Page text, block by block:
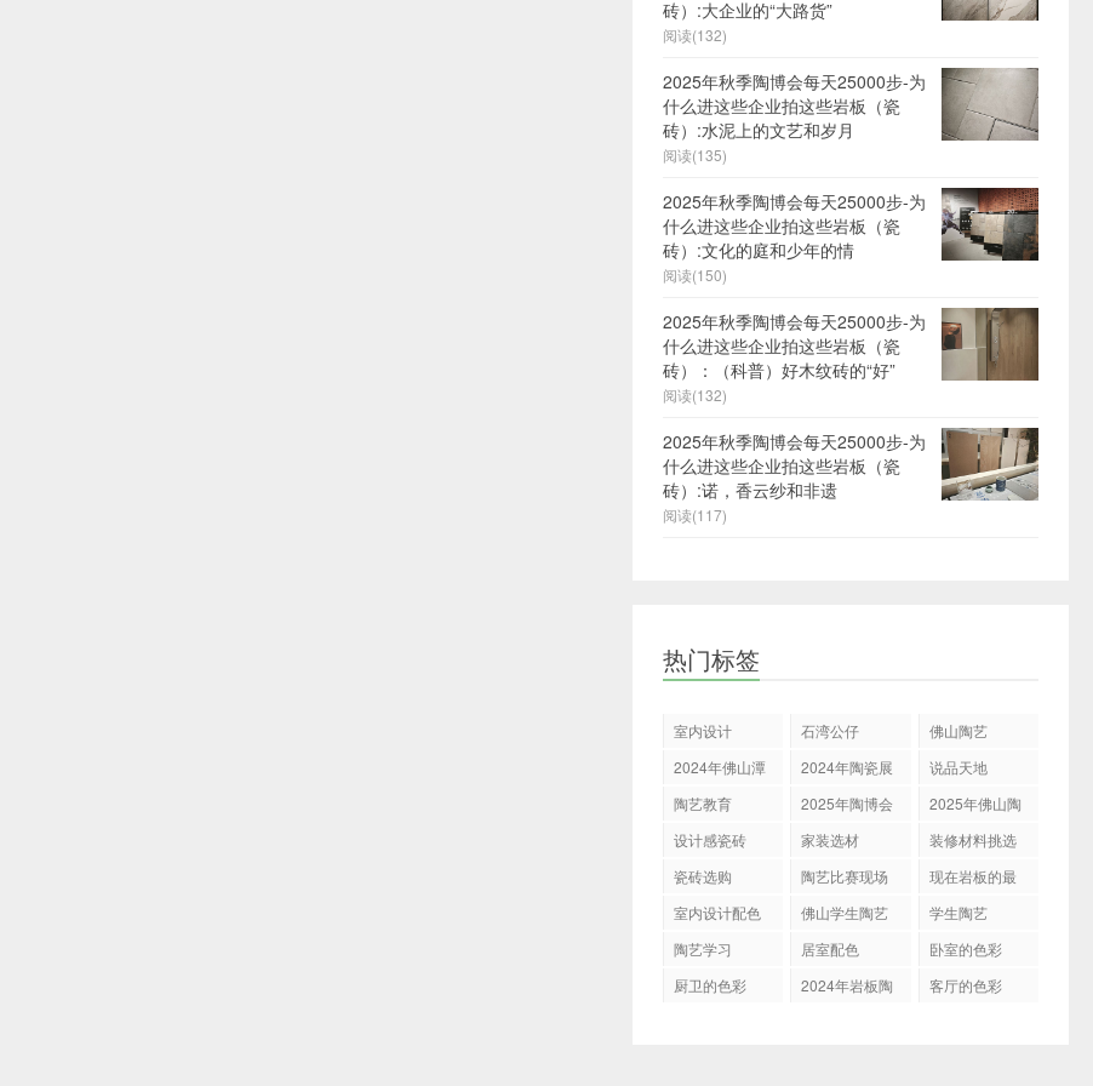
砖）:大企业的“大路货”
阅读(132)
2025年秋季陶博会每天25000步-为
什么进这些企业拍这些岩板（瓷
砖）:水泥上的文艺和岁月
阅读(135)
2025年秋季陶博会每天25000步-为
什么进这些企业拍这些岩板（瓷
砖）:文化的庭和少年的情
阅读(150)
2025年秋季陶博会每天25000步-为
什么进这些企业拍这些岩板（瓷
砖）：（科普）好木纹砖的“好”
阅读(132)
2025年秋季陶博会每天25000步-为
什么进这些企业拍这些岩板（瓷
砖）:诺，香云纱和非遗
阅读(117)
热门标签
室内设计 石湾公仔
佛山陶艺
2024年佛山潭
2024年陶瓷展
说品天地
陶艺教育
2025年陶博会
2025年佛山陶
设计感瓷砖 家装选材
装修材料挑选
瓷砖选购
陶艺比赛现场
现在岩板的最
室内设计配色
佛山学生陶艺
学生陶艺
陶艺学习
居室配色
卧室的色彩
厨卫的色彩
2024年岩板陶
客厅的色彩